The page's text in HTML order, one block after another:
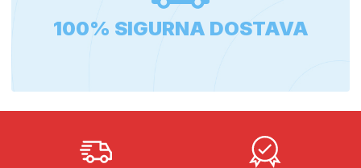
100% SIGURNA DOSTAVA